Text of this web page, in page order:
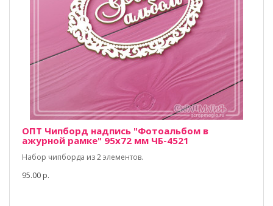
ОПТ Чипборд надпись "Фотоальбом в
ажурной рамке" 95х72 мм ЧБ-4521
Набор чипборда из 2 элементов.
95.00 р.